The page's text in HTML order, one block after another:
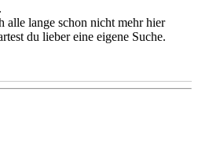
alle lange schon nicht mehr hier
du lieber eine eigene Suche.